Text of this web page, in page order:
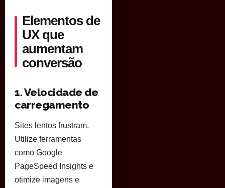
Elementos de
UX que
aumentam
conversão
1. Velocidade de
carregamento
Sites lentos frustram.
Utilize ferramentas
como Google
PageSpeed Insights e
otimize imagens e